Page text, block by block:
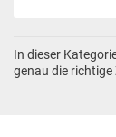
In dieser
genau die richtige